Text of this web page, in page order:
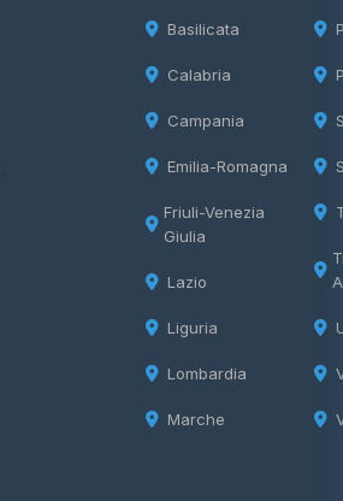
Basilicata
Calabria
Campania
Emilia-Romagna
Friuli-Venezia
Giulia
Lazio
Liguria
Lombardia
Marche